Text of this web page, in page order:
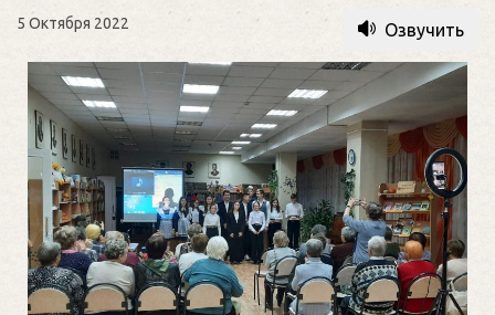
5 Октября 2022 Озвучить